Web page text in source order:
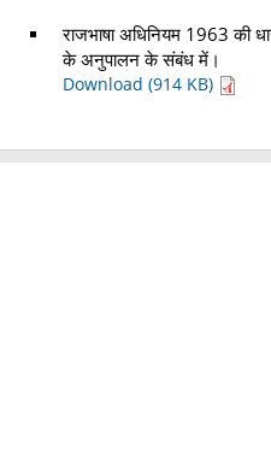
राजभाषा अधिनियम 1963 की
के अनुपालन के संबंध में।
Download (914 KB)